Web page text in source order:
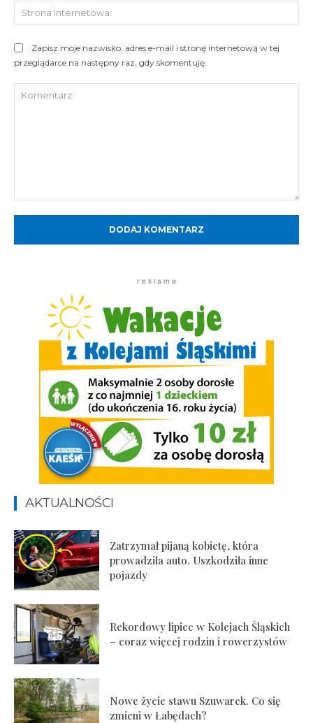
Zapisz moje nazwisko, adres e-mail i stronę internetową w tej
przeglądarce na następny raz, gdy skomentuję.
r e k l a m a
AKTUALNOŚCI
Zatrzymał pijaną kobietę, która
prowadziła auto. Uszkodziła inne
pojazdy
Rekordowy lipiec w Kolejach Śląskich
– coraz więcej rodzin i rowerzystów
Nowe życie stawu Szuwarek. Co się
zmieni w Łabędach?